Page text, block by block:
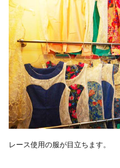
レース使用の服が目立ちます。